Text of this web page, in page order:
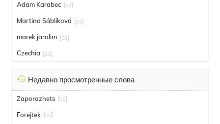
Adam Karabec [cs]
Martina Sáblíková [cs]
marek jarolim [cs]
Czechia [cs]
Недавно просмотренные слова
Zaporozhets [cs]
Forejtek [cs]